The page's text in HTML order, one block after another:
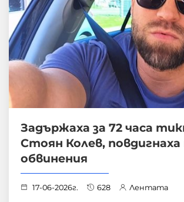
Задържаха за 72 часа
Стоян Колев, повдигнаха
обвинения
17-06-2026г. 628 Лентата